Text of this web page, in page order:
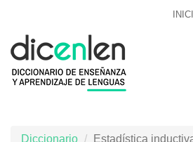
contenido
principal
Diccionario Estadística